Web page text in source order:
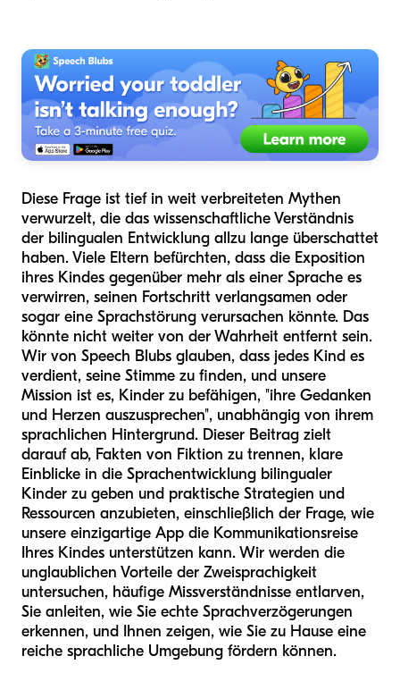
Diese Frage ist tief in weit verbreiteten Mythen
verwurzelt, die das wissenschaftliche Verständnis
der bilingualen Entwicklung allzu lange überschattet
haben. Viele Eltern befürchten, dass die Exposition
ihres Kindes gegenüber mehr als einer Sprache es
verwirren, seinen Fortschritt verlangsamen oder
sogar eine Sprachstörung verursachen könnte. Das
könnte nicht weiter von der Wahrheit entfernt sein.
Wir von Speech Blubs glauben, dass jedes Kind es
verdient, seine Stimme zu finden, und unsere
Mission ist es, Kinder zu befähigen, "ihre Gedanken
und Herzen auszusprechen", unabhängig von ihrem
sprachlichen Hintergrund. Dieser Beitrag zielt
darauf ab, Fakten von Fiktion zu trennen, klare
Einblicke in die Sprachentwicklung bilingualer
Kinder zu geben und praktische Strategien und
Ressourcen anzubieten, einschließlich der Frage, wie
unsere einzigartige App die Kommunikationsreise
Ihres Kindes unterstützen kann. Wir werden die
unglaublichen Vorteile der Zweisprachigkeit
untersuchen, häufige Missverständnisse entlarven,
Sie anleiten, wie Sie echte Sprachverzögerungen
erkennen, und Ihnen zeigen, wie Sie zu Hause eine
reiche sprachliche Umgebung fördern können.